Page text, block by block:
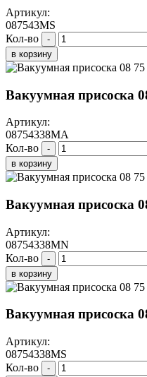
Артикул:
087543MS
Кол-во
-
в корзину
Вакуумная присоска
Артикул:
08754338MA
Кол-во
-
в корзину
Вакуумная присоска
Артикул:
08754338MN
Кол-во
-
в корзину
Вакуумная присоска
Артикул:
08754338MS
Кол-во
-